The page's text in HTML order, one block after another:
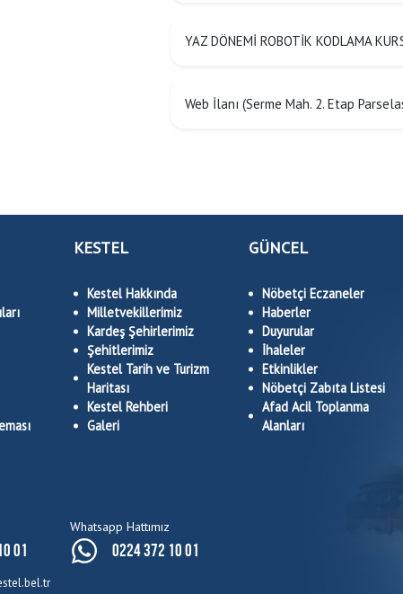
YAZ DÖNEMİ ROBOTİK KODLAMA
Web İlanı (Serme Mah. 2. Etap
KESTEL
Kestel Hakkında
Milletvekillerimiz
Kardeş Şehirlerimiz
Şehitlerimiz
Kestel Tarih ve Turizm
Haritası
Kestel Rehberi
Galeri
GÜNCEL
Nöbetçi Eczaneler
Haberler
Duyurular
İhaleler
Etkinlikler
Nöbetçi Zabıta Listesi
Afad Acil Toplanma
Alanları
01
Whatsapp Hattımız
0224 372 10 01